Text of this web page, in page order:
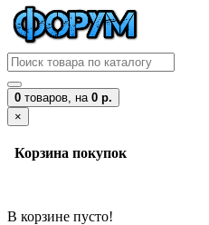
0 товаров, на 0 р.
×
Корзина покупок
В корзине пусто!